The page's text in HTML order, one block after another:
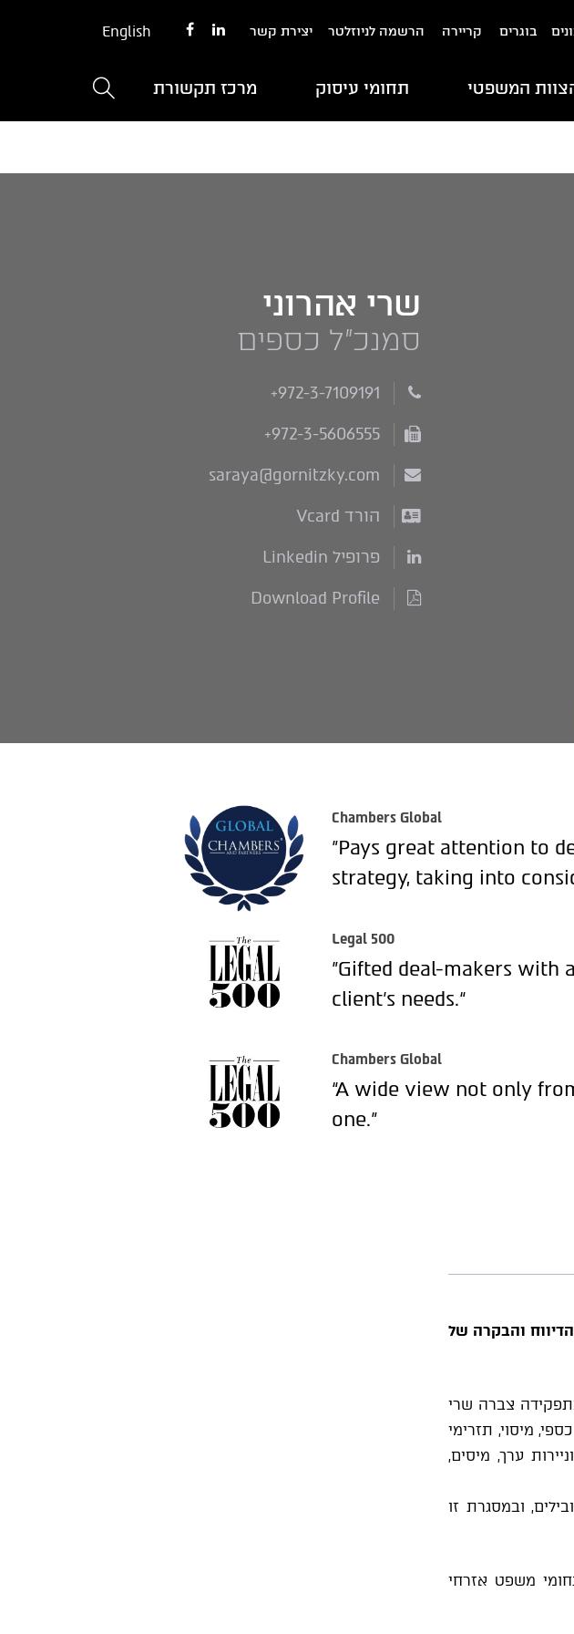
בוגרים קריירה הרשמה לניוזלטר יצירת קשר English
המשפטי תחומי עיסוק מרכז תקשורת
שרי אהרוני
סמנכ"ל כספים
+972-3-7109191
+972-3-5606555
saraya@gornitzky.com
הורד Vcard
פרופיל Linkedin
Download Profile
Chambers Global
"Pays great attention to
strategy, taking into
Legal 500
"Gifted deal-makers with
client’s needs.“
Chambers Global
“A wide view not only
one.”
הדיווח והבקרה של
. בתפקידה צברה שרי
מיסוי, תזרימי
ערך, מיסים,
ובמסגרת זו
משפט אזרחי